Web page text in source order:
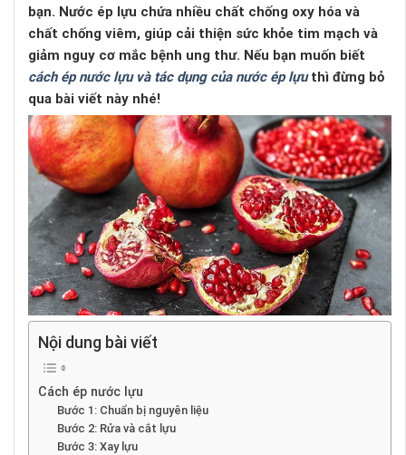
bạn. Nước ép lựu chứa nhiều chất chống oxy hóa và
chất chống viêm, giúp cải thiện sức khỏe tim mạch và
giảm nguy cơ mắc bệnh ung thư. Nếu bạn muốn biết
cách ép nước lựu và tác dụng của nước ép lựu thì đừng bỏ
qua bài viết này nhé!
Nội dung bài viết
Cách ép nước lựu
Bước 1: Chuẩn bị nguyên liệu
Bước 2: Rửa và cắt lựu
Bước 3: Xay lựu